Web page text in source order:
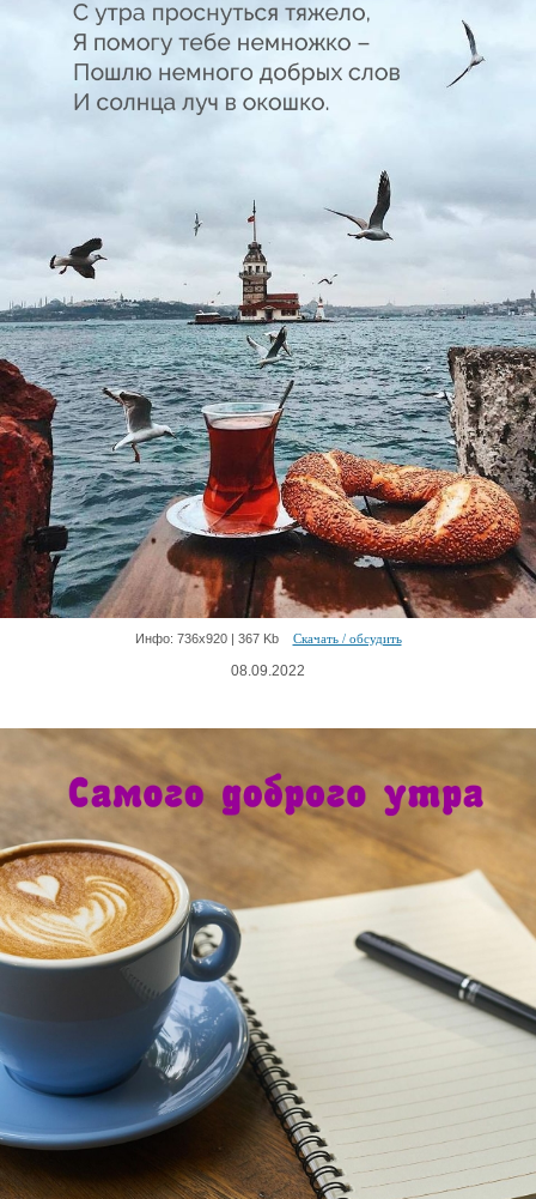
Инфо: 736х920 | 367 Kb Скачать / обсудить
08.09.2022